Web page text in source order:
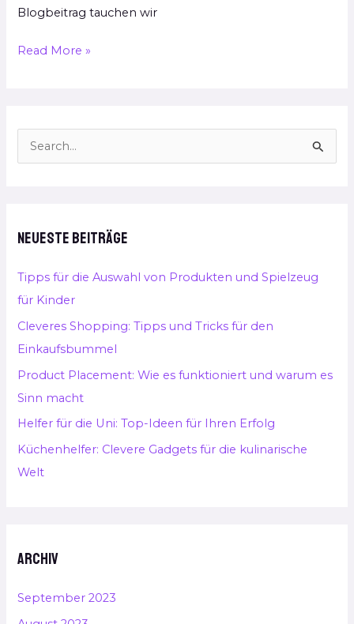
Blogbeitrag tauchen wir
Read More »
e
c
h
:
Neueste Beiträge
Tipps für die Auswahl von Produkten und Spielzeug
für Kinder
Cleveres Shopping: Tipps und Tricks für den
Einkaufsbummel
Product Placement: Wie es funktioniert und warum es
Sinn macht
Helfer für die Uni: Top-Ideen für Ihren Erfolg
Küchenhelfer: Clevere Gadgets für die kulinarische
Welt
Archiv
September 2023